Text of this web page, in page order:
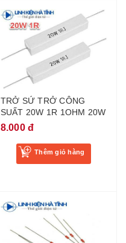
TRỞ SỨ TRỞ CÔNG
SUẤT 20W 1R 1OHM 20W
8.000 đ
Thêm giỏ hàng